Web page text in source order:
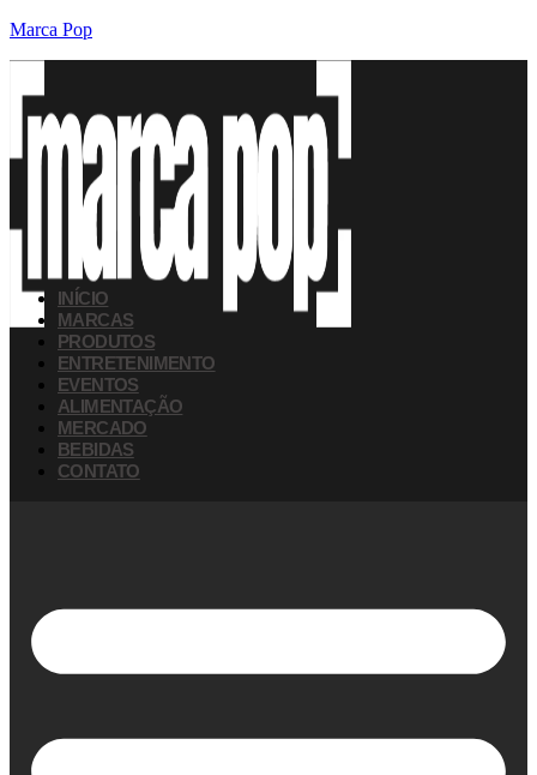
Marca Pop
INÍCIO
MARCAS
PRODUTOS
ENTRETENIMENTO
EVENTOS
ALIMENTAÇÃO
MERCADO
BEBIDAS
CONTATO